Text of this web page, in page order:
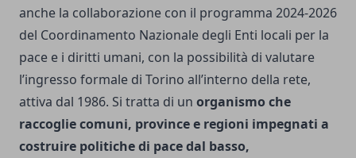
anche la collaborazione con il programma 2024-2026
del Coordinamento Nazionale degli Enti locali per la
pace e i diritti umani, con la possibilità di valutare
l’ingresso formale di Torino all’interno della rete,
attiva dal 1986. Si tratta di un organismo che
raccoglie comuni, province e regioni impegnati a
costruire politiche di pace dal basso,